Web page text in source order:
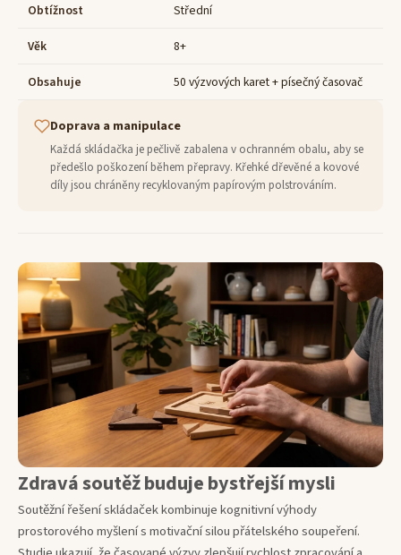
Obtížnost Střední
Věk 8+
Obsahuje 50 výzvových karet + písečný časovač
Doprava a manipulace
Každá skládačka je pečlivě zabalena v ochranném obalu, aby se
předešlo poškození během přepravy. Křehké dřevěné a kovové
díly jsou chráněny recyklovaným papírovým polstrováním.
Zdravá soutěž buduje bystřejší mysli
Soutěžní řešení skládaček kombinuje kognitivní výhody
prostorového myšlení s motivační silou přátelského soupeření.